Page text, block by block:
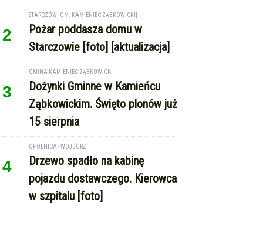
2
STARCZÓW [GM. KAMIENIEC ZĄBKOWICKI]
Pożar poddasza domu w
Starczowie [foto] [aktualizacja]
3
GMINA KAMIENIEC ZĄBKOWICKI
Dożynki Gminne w Kamieńcu
Ząbkowickim. Święto plonów już
15 sierpnia
4
OPOLNICA - WOJBÓRZ
Drzewo spadło na kabinę
pojazdu dostawczego. Kierowca
w szpitalu [foto]